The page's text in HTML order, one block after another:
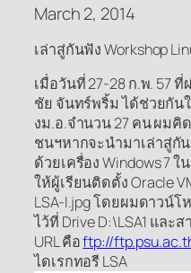
March 2, 2014
เล่าสู่กันฟัง Workshop
เมื่อวันที่ 27-28 ก.พ. 57
ชัย จันทร์พริ้ม ได้ช่วยกัน
งม.อ.จำนวน 27 คน ผมคิ
ชนฯหากจะนำมาเล่าสู่กั
ด้วยเครื่อง Windows 7
ให้ผู้เรียนติดตั้ง Oracle
LSA-I.jpg โดยผมดาวน์โ
ไว้ที่ Drive D:\LSA1 แล
URL คือftp://
ไดเรกทอรี LSA